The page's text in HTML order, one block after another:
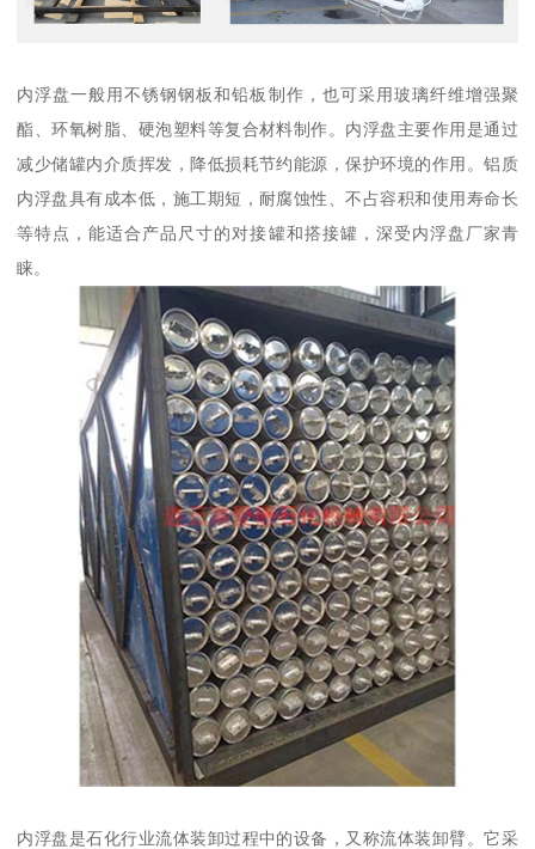
内浮盘一般用不锈钢钢板和铅板制作，也可采用玻璃纤维增强聚
酯、环氧树脂、硬泡塑料等复合材料制作。内浮盘主要作用是通过
减少储罐内介质挥发，降低损耗节约能源，保护环境的作用。铝质
内浮盘具有成本低，施工期短，耐腐蚀性、不占容积和使用寿命长
等特点，能适合产品尺寸的对接罐和搭接罐，深受内浮盘厂家青
睐。
内浮盘是石化行业流体装卸过程中的设备，又称流体装卸臂。它采